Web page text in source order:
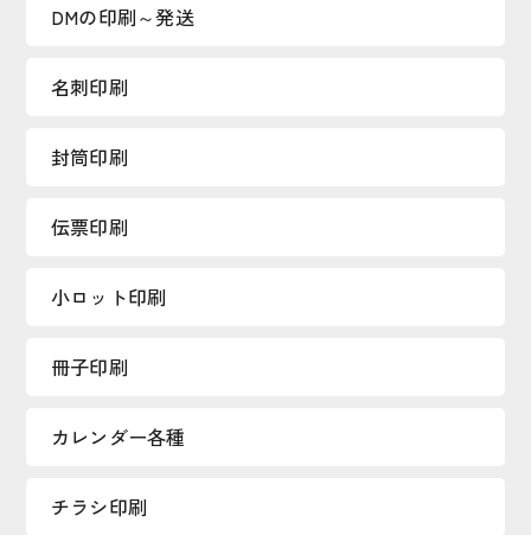
DMの印刷～発送
名刺印刷
封筒印刷
伝票印刷
小ロット印刷
冊子印刷
カレンダー各種
チラシ印刷